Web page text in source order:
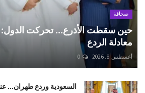
صحافة
حين سقطت الأذرع... تحركت الدول:
معادلة الردع
أغسطس 8, 2026 0
السعودية وردع طهران...